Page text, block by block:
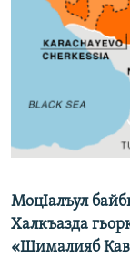
РАСПИСАНИЕ
СОЦИАЛЬНЫЕ СЕТИ
Все сайты
МоцIалъул
Халкъазда
«Шималияб